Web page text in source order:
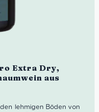
Extra Dry,
aus
lehmigen Böden von